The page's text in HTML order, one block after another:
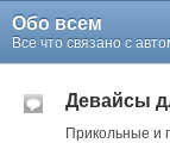
Обо всем
Все что связано с
Девайсы
Прикольные и